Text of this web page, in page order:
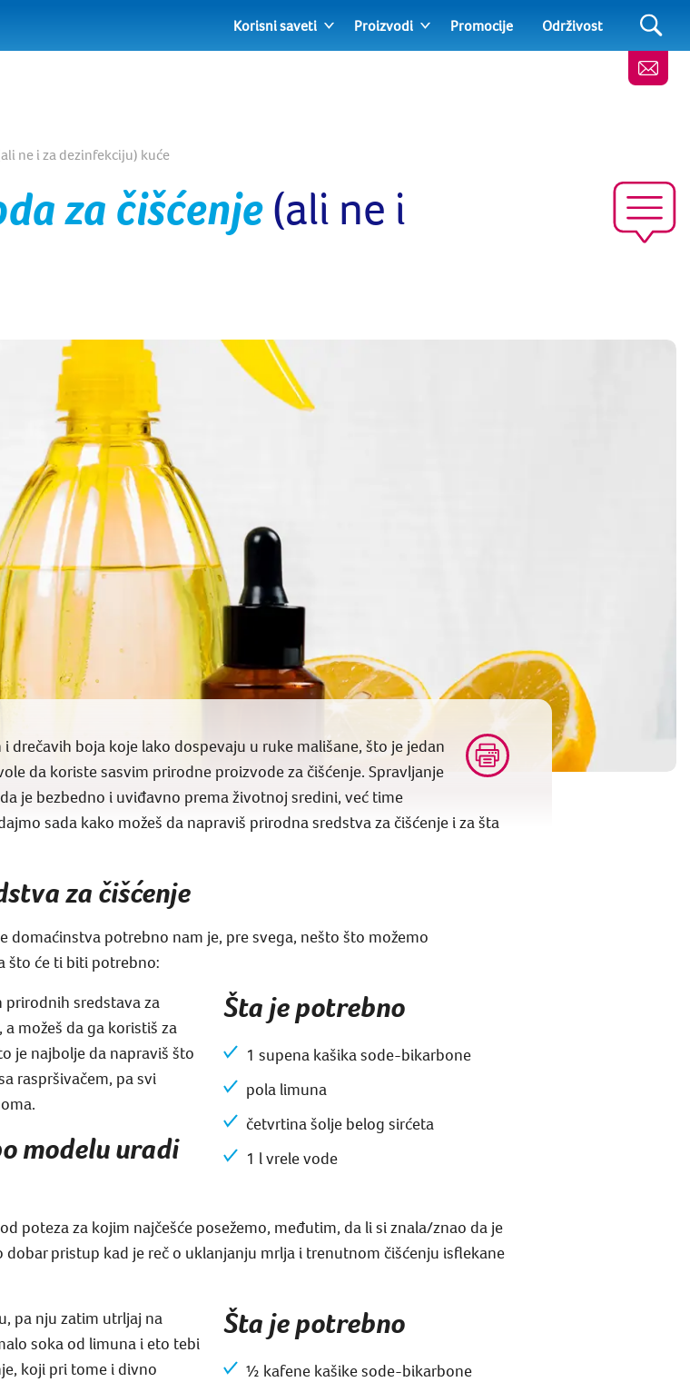
Korisni saveti Proizvodi Promocije Održivost
ne i za dezinfekciju) kuće
za čišćenje(ali ne i
drečavih boja koje lako dospevaju u ruke mališane, što je jedan
da koriste sasvim prirodne proizvode za čišćenje. Spravljanje
je bezbedno i uviđavno prema životnoj sredini, već time
sada kako možeš da napraviš prirodna sredstva za čišćenje i za šta
za čišćenje
domaćinstva potrebno nam je, pre svega, nešto što možemo
što će ti biti potrebno:
Šta je potrebno
1 supena kašika sode-bikarbone
pola limuna
četvrtina šolje belog sirćeta
1 l vrele vode
prirodnih sredstava za
možeš da ga koristiš za
je najbolje da napraviš što
raspršivačem, pa svi
modelu uradi
poteza za kojim najčešće posežemo, međutim, da li si znala/znao da je
pristup kad je reč o uklanjanju mrlja i trenutnom čišćenju isflekane
Šta je potrebno
½ kafene kašike sode-bikarbone
pa nju zatim utrljaj na
soka od limuna i eto tebi
koji pri tome i divno